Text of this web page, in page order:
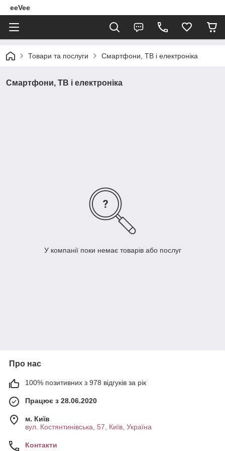
eeVee
Товари та послуги Смартфони, ТВ і електроніка
Смартфони, ТВ і електроніка
У компанії поки немає товарів або послуг
Про нас
100% позитивних з 978 відгуків за рік
Працює з 28.06.2020
м. Київ
вул. Костянтинівська, 57, Київ, Україна
Контакти